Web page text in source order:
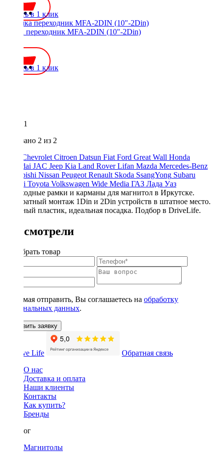
Купить в 1 клик
Рамка переходник MFA-2DIN (10"-2Din)
Купить в 1 клик
1
Показано 2 из 2
Chevrolet Citroen Datsun Fiat Ford Great Wall Honda
Hyundai JAC Jeep Kia Land Rover Lifan Mazda Mercedes-Benz
Mitsubishi Nissan Peugeot Renault Skoda SsangYong Subaru
Suzuki Toyota Volkswagen Wide Media ГАЗ Лада Уаз
Переходные рамки и карманы для магнитол в Иркутске.
Аккуратный монтаж 1Din и 2Din устройств в штатное место.
Прочный пластик, идеальная посадка. Подбор в DriveLife.
Вы смотрели
Подобрать товар
Нажимая отправить, Вы соглашаетесь на обработку
персональных данных.
Оставить заявку
Обратная связь
О нас
Доставка и оплата
Наши клиенты
Контакты
Как купить?
Бренды
Каталог
Магнитолы